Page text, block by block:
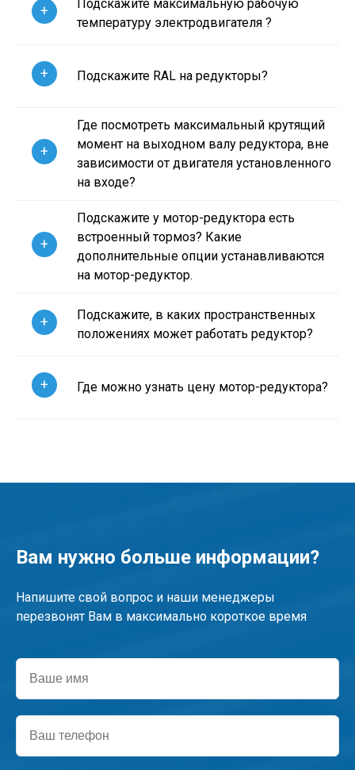
Подскажите максимальную рабочую
температуру электродвигателя ?
+
Подскажите RAL на редукторы?
+
Где посмотреть максимальный крутящий
момент на выходном валу редуктора, вне
зависимости от двигателя установленного
на входе?
+
Подскажите у мотор-редуктора есть
встроенный тормоз? Какие
дополнительные опции устанавливаются
на мотор-редуктор.
+
Подскажите, в каких пространственных
положениях может работать редуктор?
+
Где можно узнать цену мотор-редуктора?
+
Вам нужно больше информации?
Напишите свой вопрос и наши менеджеры
перезвонят Вам в максимально короткое время
имя
телефон